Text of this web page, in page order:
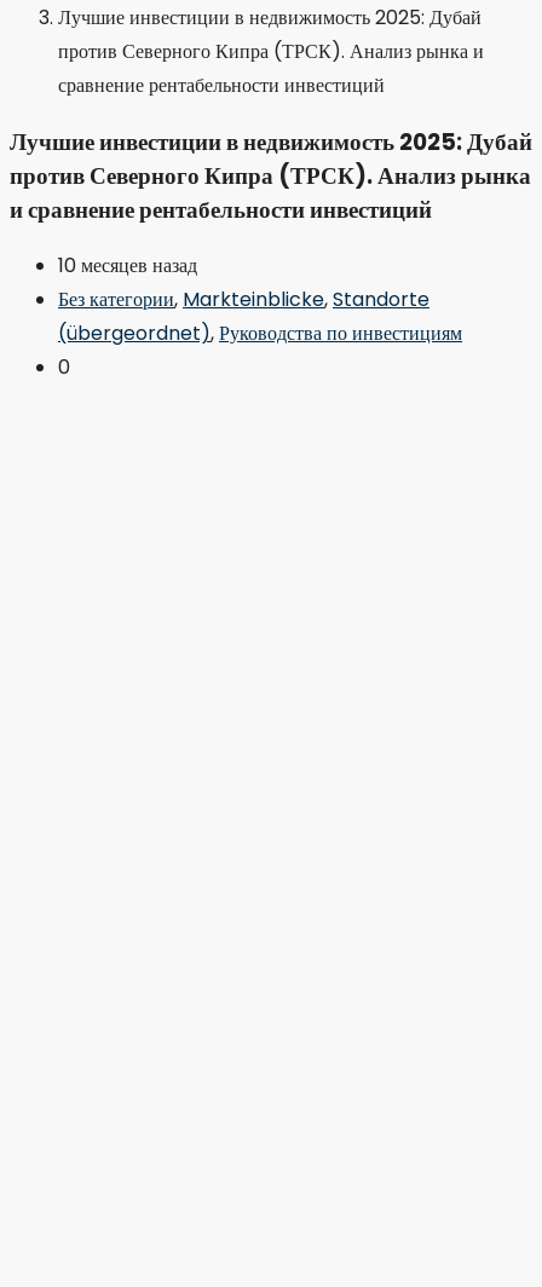
Лучшие инвестиции в недвижимость 2025: Дубай
против Северного Кипра (ТРСК). Анализ рынка и
сравнение рентабельности инвестиций
Лучшие инвестиции в недвижимость 2025: Дубай
против Северного Кипра (ТРСК). Анализ рынка
и сравнение рентабельности инвестиций
10 месяцев назад
Без категории, Markteinblicke,Standorte
(übergeordnet),Руководства по инвестициям
0